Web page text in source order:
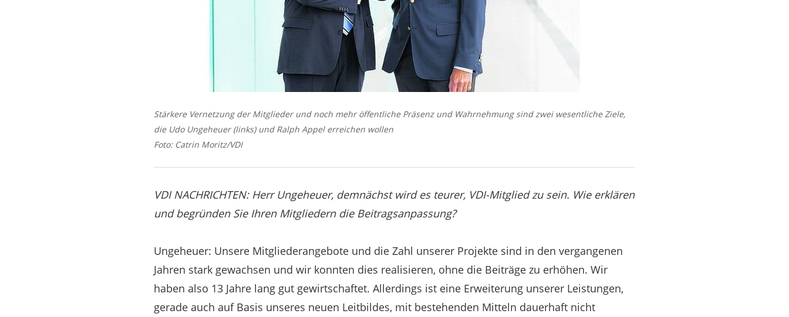
Stärkere Vernetzung der Mitglieder und noch mehr öffentliche Präsenz und Wahrnehmung sind zwei wesentliche Ziele,
die Udo Ungeheuer (links) und Ralph Appel erreichen wollen
Foto: Catrin Moritz/VDI
VDI NACHRICHTEN:Herr Ungeheuer, demnächst wird es teurer, VDI-Mitglied zu sein. Wie erklären
und begründen Sie Ihren Mitgliedern die Beitragsanpassung?
Ungeheuer: Unsere Mitgliederangebote und die Zahl unserer Projekte sind in den vergangenen
Jahren stark gewachsen und wir konnten dies realisieren, ohne die Beiträge zu erhöhen. Wir
haben also 13 Jahre lang gut gewirtschaftet. Allerdings ist eine Erweiterung unserer Leistungen,
gerade auch auf Basis unseres neuen Leitbildes, mit bestehenden Mitteln dauerhaft nicht